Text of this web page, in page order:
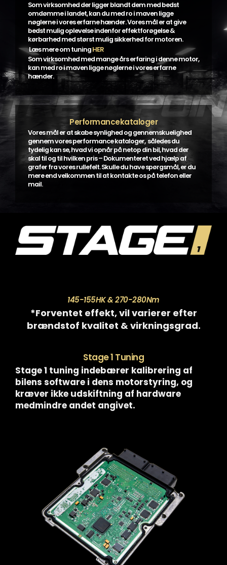
Som virksomhed der ligger blandt dem med bedst
omdømme i landet, kan du med ro i maven ligge
nøglerne i vores erfarne hænder. Vores mål er at give
bedst mulig oplevelse indenfor effektforøgelse &
kørbarhed med størst mulig sikkerhed for motoren.
Læs mere om tuningHER
Som virksomhed med mange års erfaring i denne motor,
kan med ro i maven ligge nøglerne i vores erfarne
hænder.
Performancekataloger
Vores mål er at skabe synlighed og gennemskuelighed
gennem vores performance kataloger, således du
tydelig kan se, hvad vi opnår på netop din bil, hvad der
skal til og til hvilken pris – Dokumenteret ved hjælp af
grafer fra vores rullefelt. Skulle du have spørgsmål, er du
mere end velkommen til at kontakte os på telefon eller
mail.
145-155HK & 270-280Nm
*Forventet effekt, vil varierer efter
brændstof kvalitet & virkningsgrad.
Stage 1 Tuning
Stage 1 tuning indebærer kalibrering af
bilens software i dens motorstyring, og
kræver ikke udskiftning af hardware
medmindre andet angivet.